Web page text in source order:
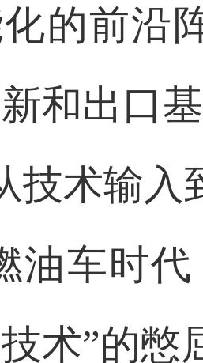
的前沿
和出口
技术输入
油车时
术”的憋